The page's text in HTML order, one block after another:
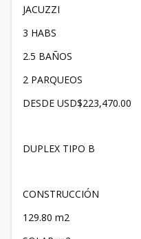
JACUZZI
3 HABS
2.5 BAÑOS
2 PARQUEOS
DESDE USD$223,470.00
DUPLEX TIPO B
CONSTRUCCIÓN
129.80 m2